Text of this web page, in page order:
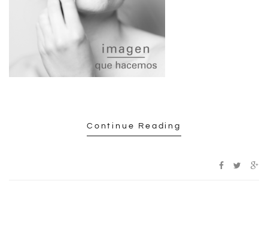
Continue Reading